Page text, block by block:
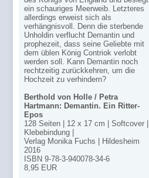
ein schauriges Meerweib. Letzteres
allerdings erweist sich als
verhängnisvoll. Denn die sterbende
Unholdin verflucht Demantin und
prophezeit, dass seine Geliebte mit
dem üblen König Contriok verlobt
werden soll. Kann Demantin noch
rechtzeitig zurückkehren, um die
Hochzeit zu verhindern?
Berthold von Holle / Petra
Hartmann: Demantin. Ein Ritter-
Epos
128 Seiten | 12 x 17 cm | Softcover |
Klebebindung |
Verlag Monika Fuchs | Hildesheim
2016
ISBN 9-78-3-940078-34-6
8,95 EUR